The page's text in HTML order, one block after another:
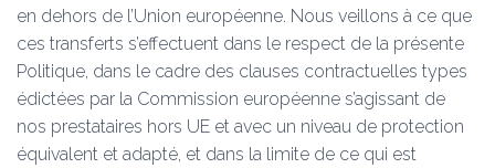
en dehors de l’Union européenne. Nous veillons à ce que
ces transferts s’effectuent dans le respect de la présente
Politique, dans le cadre des clauses contractuelles types
édictées par la Commission européenne s’agissant de
nos prestataires hors UE et avec un niveau de protection
équivalent et adapté, et dans la limite de ce qui est